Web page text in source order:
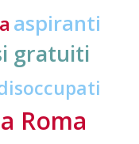
aspiranti
gratuiti
Roma